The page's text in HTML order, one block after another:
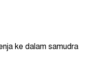
ke dalam samudra